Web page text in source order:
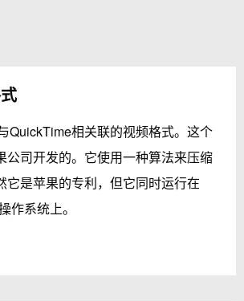
QuickTime相关联的视频格式。这个
公司开发的。它使用一种算法来压缩
它是苹果的专利，但它同时运行在
作系统上。